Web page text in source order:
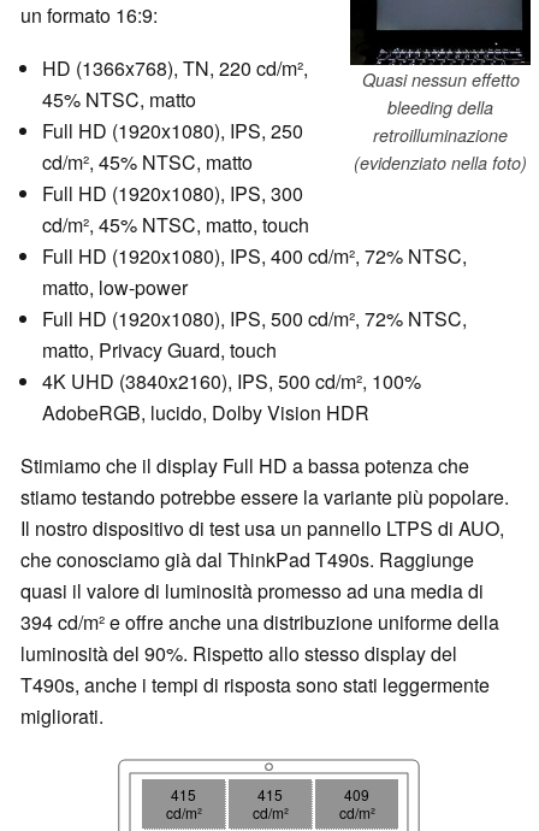
Quasi nessun effetto
bleeding della
retroilluminazione
(evidenziato nella foto)
un formato 16:9:
HD (1366x768), TN, 220 cd/m²,
45% NTSC, matto
Full HD (1920x1080), IPS, 250
cd/m², 45% NTSC, matto
Full HD (1920x1080), IPS, 300
cd/m², 45% NTSC, matto, touch
Full HD (1920x1080), IPS, 400 cd/m², 72% NTSC,
matto, low-power
Full HD (1920x1080), IPS, 500 cd/m², 72% NTSC,
matto, Privacy Guard, touch
4K UHD (3840x2160), IPS, 500 cd/m², 100%
AdobeRGB, lucido, Dolby Vision HDR
Stimiamo che il display Full HD a bassa potenza che
stiamo testando potrebbe essere la variante più popolare.
Il nostro dispositivo di test usa un pannello LTPS di AUO,
che conosciamo già dal ThinkPad T490s. Raggiunge
quasi il valore di luminosità promesso ad una media di
394 cd/m² e offre anche una distribuzione uniforme della
luminosità del 90%. Rispetto allo stesso display del
T490s, anche i tempi di risposta sono stati leggermente
migliorati.
415
cd/m²
415
cd/m²
409
cd/m²